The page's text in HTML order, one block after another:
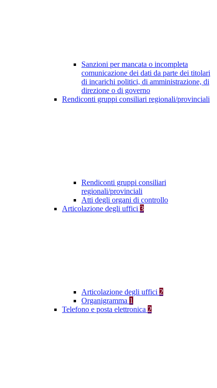
Sanzioni per mancata o incompleta
comunicazione dei dati da parte dei titolari
di incarichi politici, di amministrazione, di
direzione o di governo
Rendiconti gruppi consiliari regionali/provinciali
Rendiconti gruppi consiliari
regionali/provinciali
Atti degli organi di controllo
Articolazione degli uffici 3
Articolazione degli uffici 2
Organigramma 1
Telefono e posta elettronica 2